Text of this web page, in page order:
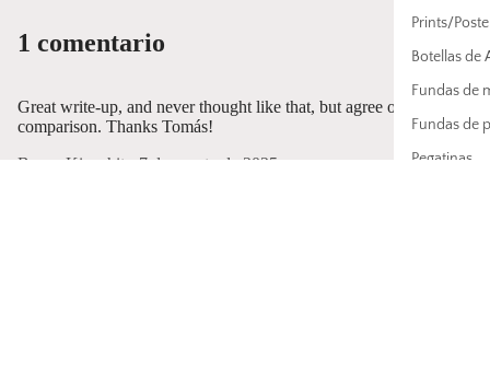
Prints/
Botellas de
Fundas de
Fundas de
Pegatinas
1 comentario
Great write-up, and never thought like that, but agree on the
comparison. Thanks Tomás!
Bruno Kinoshita
7 de agosto de 2025